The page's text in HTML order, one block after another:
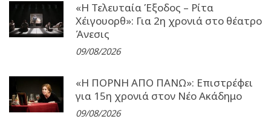
«Η Τελευταία Έξοδος – Ρίτα
Χέιγουορθ»: Για 2η χρονιά στο θέατρο
Άνεσις
09/08/2026
«Η ΠΟΡΝΗ ΑΠΟ ΠΑΝΩ»: Επιστρέφει
για 15η χρονιά στον Νέο Ακάδημο
09/08/2026